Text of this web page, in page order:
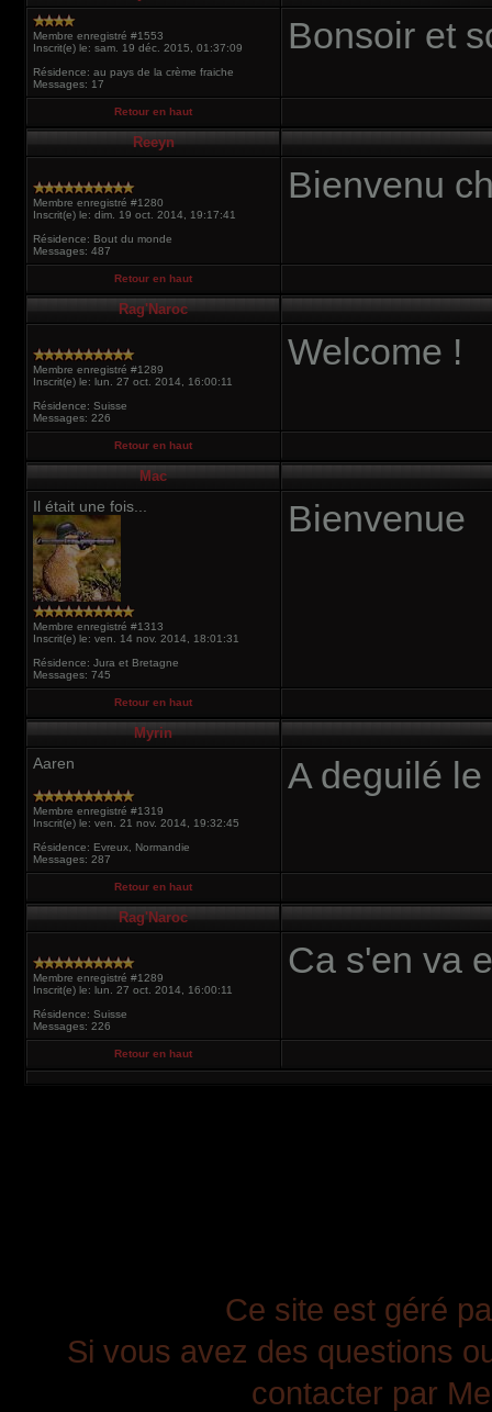
Membre enregistré #1553
Inscrit(e) le: sam. 19 déc. 2015, 01:37:09
Résidence: au pays de la crème fraiche
Messages: 17
Bonsoir et
Retour en haut
Reeyn
Membre enregistré #1280
Inscrit(e) le: dim. 19 oct. 2014, 19:17:41
Résidence: Bout du monde
Messages: 487
Bienvenu
Retour en haut
Rag'Naroc
Membre enregistré #1289
Inscrit(e) le: lun. 27 oct. 2014, 16:00:11
Résidence: Suisse
Messages: 226
Welcome !
Retour en haut
Mac
Il était une fois...
Membre enregistré #1313
Inscrit(e) le: ven. 14 nov. 2014, 18:01:31
Résidence: Jura et Bretagne
Messages: 745
Bienvenue
Retour en haut
Myrin
Aaren
Membre enregistré #1319
Inscrit(e) le: ven. 21 nov. 2014, 19:32:45
Résidence: Evreux, Normandie
Messages: 287
A deguilé
Retour en haut
Rag'Naroc
Membre enregistré #1289
Inscrit(e) le: lun. 27 oct. 2014, 16:00:11
Résidence: Suisse
Messages: 226
Ca s'en va
Retour en haut
Ce site est géré
Si vous avez des questions
contacter par